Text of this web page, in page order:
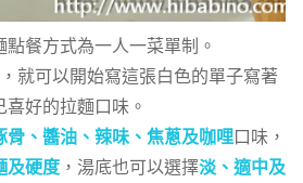
餐方式為一人一菜單制。
就可以開始寫這張白色的單子寫著
喜好的拉麵口味。
骨、醬油、辣味、焦蔥及咖哩口味，
及硬度 ，湯底也可以選擇淡、適中及